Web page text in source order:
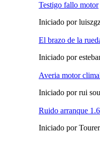
Testigo fallo motor
Iniciado por
El brazo de la
Iniciado por
Averia motor
Iniciado por rui
Ruido arranque
Iniciado por